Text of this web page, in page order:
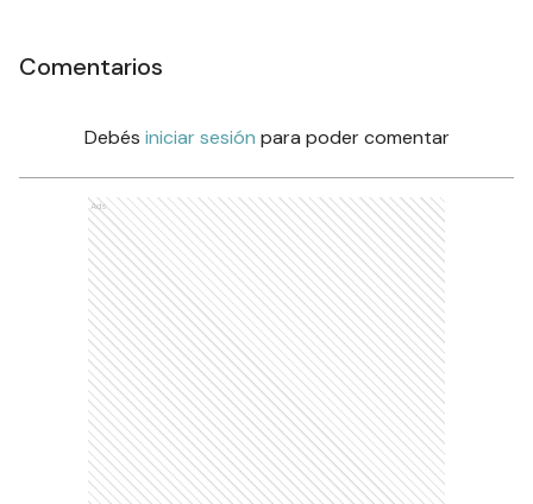
Comentarios
Debés iniciar sesión para poder comentar
Ads